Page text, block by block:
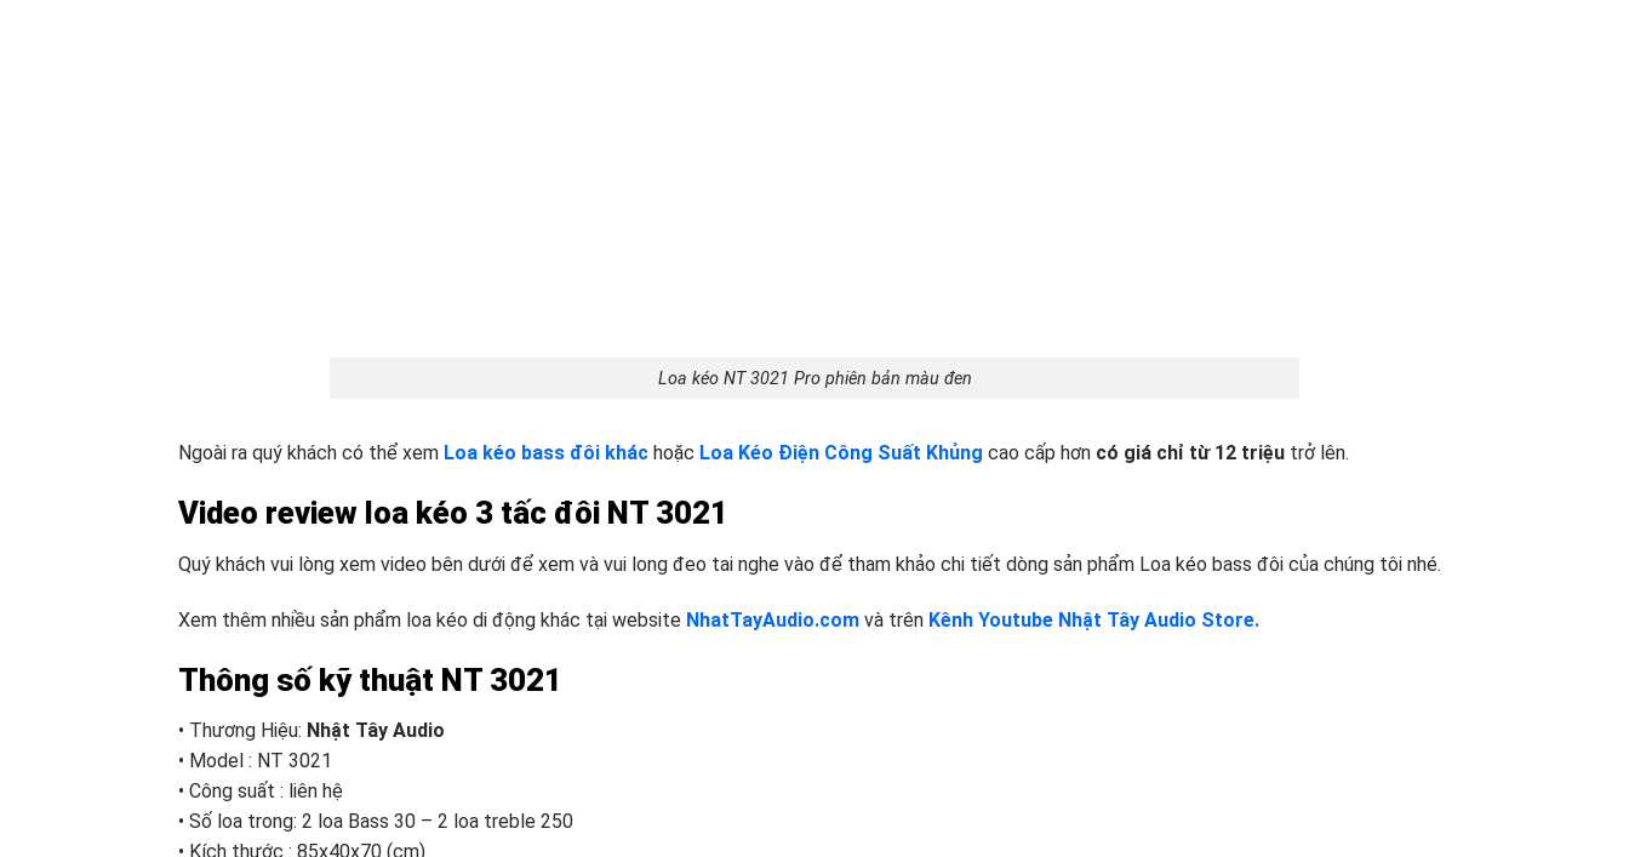
Loa kéo NT 3021 Pro phiên bản màu đen
Ngoài ra quý khách có thể xem Loa kéo bass đôi khác hoặc Loa Kéo Điện Công Suất Khủng cao cấp hơn có giá chỉ từ 12 triệu trở lên.
Video review loa kéo 3 tấc đôi NT 3021
Quý khách vui lòng xem video bên dưới để xem và vui long đeo tai nghe vào để tham khảo chi tiết dòng sản phẩm Loa kéo bass đôi của chúng tôi nhé.
Xem thêm nhiều sản phẩm loa kéo di động khác tại website NhatTayAudio.com và trên Kênh Youtube Nhật Tây Audio Store.
Thông số kỹ thuật NT 3021
• Thương Hiệu: Nhật Tây Audio
• Model : NT 3021
• Công suất : liên hệ
• Số loa trong: 2 loa Bass 30 – 2 loa treble 250
• Kích thước : 85x40x70 (cm)